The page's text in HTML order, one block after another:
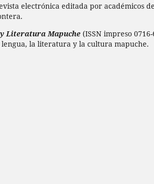
electrónica editada por académicos
Literatura Mapuche (ISSN impreso
lengua, la literatura y la cultura mapuche.